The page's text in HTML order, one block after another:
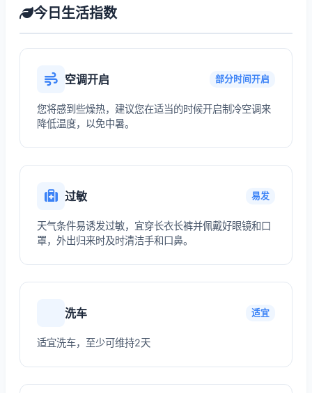
今日生活指数
空调开启 部分时间开启
您将感到些燥热，建议您在适当的时候开启制冷空调来
降低温度，以免中暑。
过敏 易发
天气条件易诱发过敏，宜穿长衣长裤并佩戴好眼镜和口
罩，外出归来时及时清洁手和口鼻。
洗车 适宜
适宜洗车，至少可维持2天